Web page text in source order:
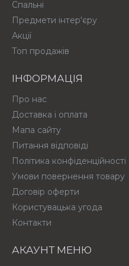
Спальні
Предмети інтер'єру
Акції
Топ продажів
ІНФОРМАЦІЯ
Про нас
Доставка і оплата
Мапа сайту
Питання відповіді
Політика конфіденційності
Умови повернення товару
Договір оферти
Користувацька угода
Контакти
АКАУНТ МЕНЮ